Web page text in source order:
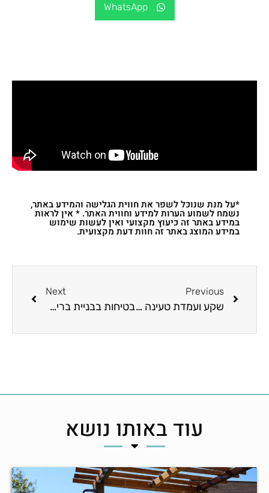
WhatsApp
*על מנת שנוכל לשפר את חווית הגלישה והמידע באתר,
נשמח לשמוע הערות למידע וחווית האתר. * אין לראות
במידע באתר זה כיעוץ מקצועי ואין לעשות שימוש
במידע המוצג באתר זה חוות דעת מקצועית.
Previous
שקע ועמדת טעינה לרכב חשמלי
Next
בטיחות בבניית בריכת שחיה ביתית פרטית
עוד באותו נושא